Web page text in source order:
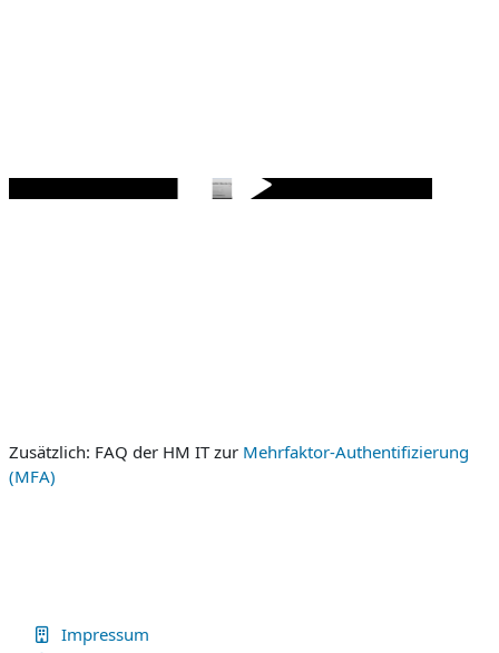
Zusätzlich: FAQ der HM IT zur Mehrfaktor-Authentifizierung
(MFA)
Impressum